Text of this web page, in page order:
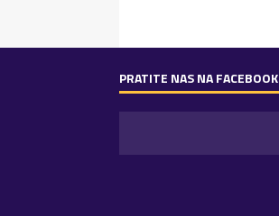
PRATITE NAS NA FACEBOOK